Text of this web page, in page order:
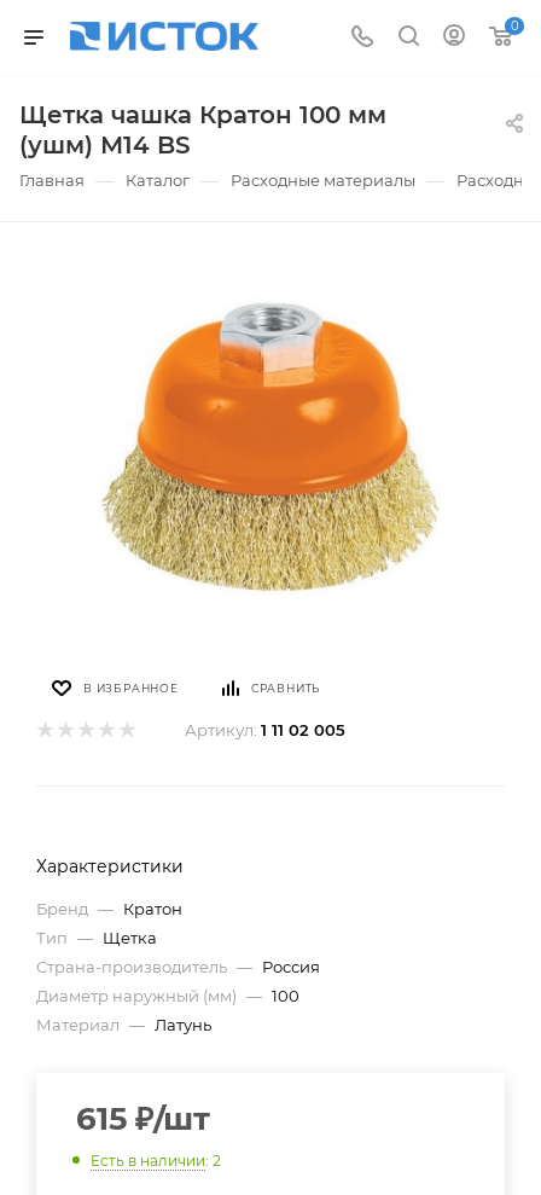
0
Щетка чашка Кратон 100 мм
(ушм) М14 BS
Главная — Каталог — Расходные материалы —
В ИЗБРАННОЕ СРАВНИТЬ
Артикул: 1 11 02 005
Характеристики
Бренд — Кратон
Тип — Щетка
Страна-производитель — Россия
Диаметр наружный (мм) — 100
Материал — Латунь
615 ₽/шт
Есть в наличии: 2